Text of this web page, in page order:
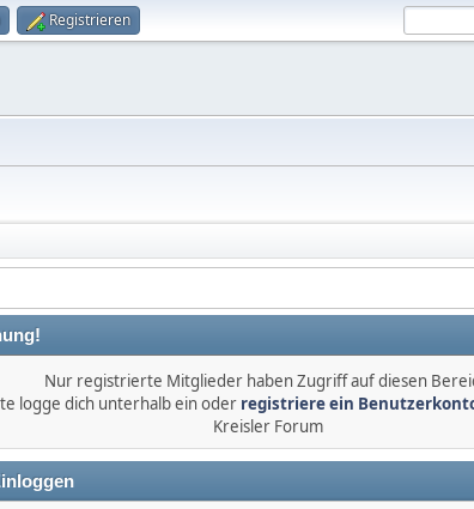
Registrieren
Nur registrierte Mitglieder haben Zugriff auf diesen
logge dich unterhalb ein oder registriere ein
Kreisler Forum